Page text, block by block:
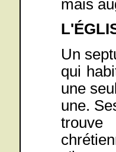
mais
Un
qui
une
une.
trouve